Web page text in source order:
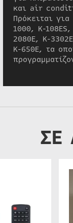
και air
Πρόκειται
1000, K-
2080E, K-
K-650E, τα
ΣΕ